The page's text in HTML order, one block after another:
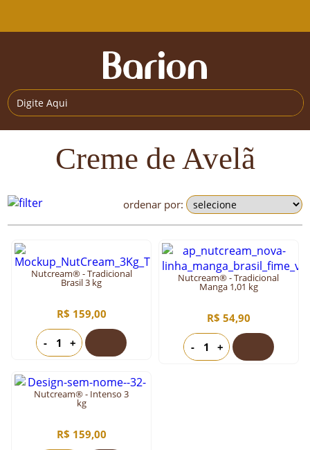
Creme de Avelã
ordenar por:
Nutcream® - Tradicional
Brasil 3 kg
R$ 159,00
- +
Nutcream® - Tradicional
Manga 1,01 kg
R$ 54,90
- +
Nutcream® - Intenso 3
kg
R$ 159,00